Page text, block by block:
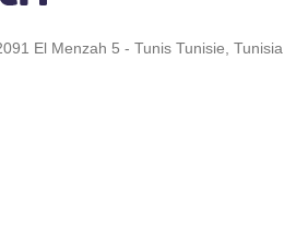
El Menzah 5 - Tunis Tunisie, Tunisia